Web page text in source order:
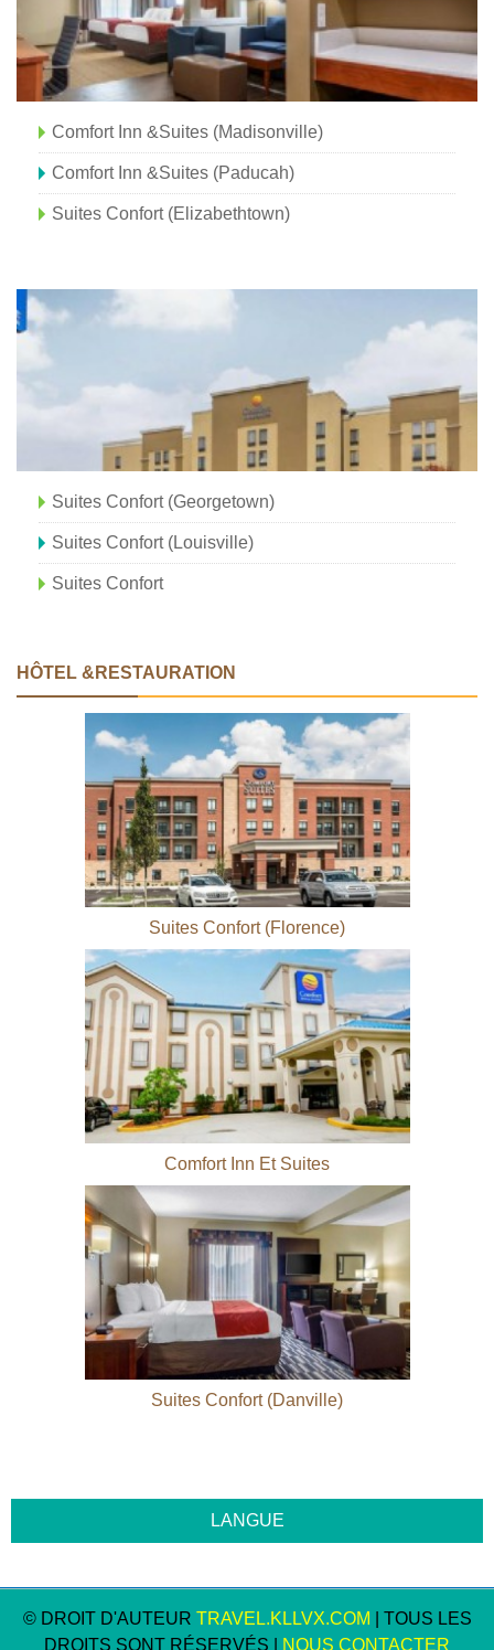
Comfort Inn &Suites (Madisonville)
Comfort Inn &Suites (Paducah)
Suites Confort (Elizabethtown)
Suites Confort (Georgetown)
Suites Confort (Louisville)
Suites Confort
HÔTEL &RESTAURATION
Suites Confort (Florence)
Comfort Inn Et Suites
Suites Confort (Danville)
© DROIT D'AUTEUR TRAVEL.KLLVX.COM | TOUS LES
DROITS SONT RÉSERVÉS |
NOUS CONTACTER